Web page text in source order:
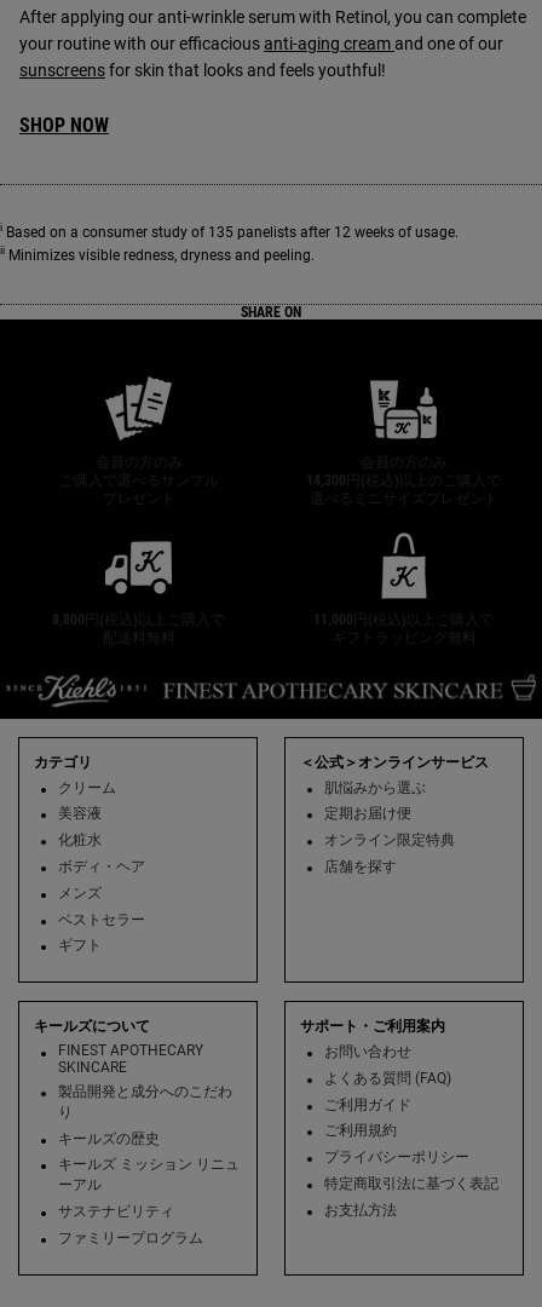
After applying our anti-wrinkle serum with Retinol, you can complete
your routine with our efficaciousanti-aging creamand one of our
sunscreensfor skin that looks and feels youthful!
SHOP NOW
i Based on a consumer study of 135 panelists after 12 weeks of usage.
ii Minimizes visible redness, dryness and peeling.
SHARE ON
会員の方のみ
ご購入で選べるサンプル
会員の方のみ
14,300円(税込)以上のご購入で
選べるミニサイズプレゼント
8,800円(税込)以上ご購入で
11,000円(税込)以上ご購入で
カテゴリ
クリーム
美容液
化粧水
ボディ・ヘア
メンズ
ベストセラー
ギフト
＜公式＞オンラインサービス
肌悩みから選ぶ
定期お届け便
オンライン限定特典
店舗を探す
キールズについて
FINEST APOTHECARY
SKINCARE
製品開発と成分へのこだわ
り
キールズの歴史
キールズ ミッション リニュ
ーアル
サステナビリティ
ファミリープログラム
サポート・ご利用案内
お問い合わせ
よくある質問 (FAQ)
ご利用ガイド
ご利用規約
プライバシーポリシー
特定商取引法に基づく表記
お支払方法